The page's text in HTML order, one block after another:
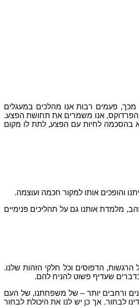
מכך, פעמים רבות אנו מהלכים במעגלים
,אנו משמרים את תחושת הפצע.
בהסכמה לחיות עם הפצע,לתת לו מקום
והופכים אותו למקור חכמה ועוצמה.
, מלמדת אותנו גם על תהליכים פנימיים
הרגשות, הדפוסים וכל חלקי הזהות שלנו.
שעדיף פשוט להניח להם.
ורחבים יותר – של משפחתנו, של העם
לבחור. אך כן יש לנו את היכולת לבחור